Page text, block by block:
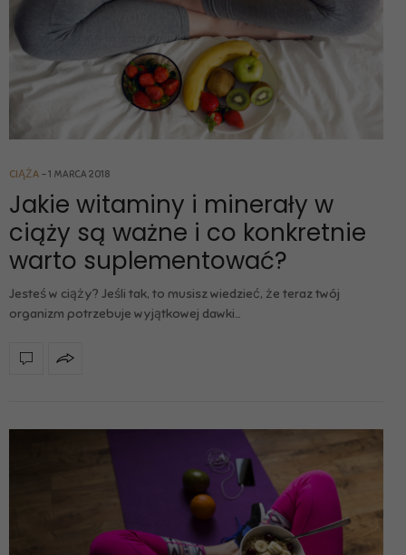
CIĄŻA 1 MARCA 2018
Jakie witaminy i minerały w
ciąży są ważne i co konkretnie
warto suplementować?
Jesteś w ciąży? Jeśli tak, to musisz wiedzieć, że teraz twój
organizm potrzebuje wyjątkowej dawki…